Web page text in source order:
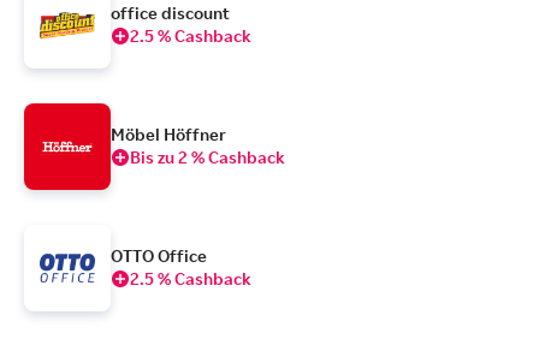
office discount
2.5 % Cashback
Möbel Höffner
Bis zu 2 % Cashback
OTTO Office
2.5 % Cashback